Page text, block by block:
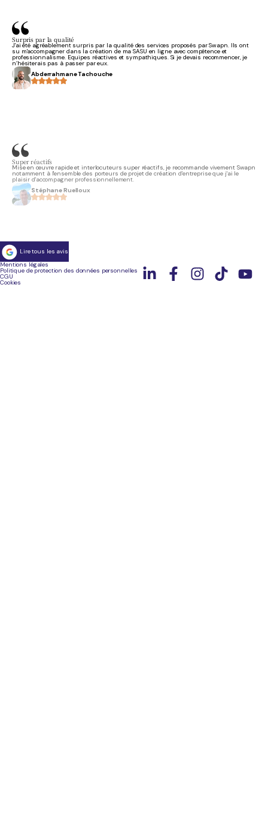
Surpris par la qualité
J'ai été agréablement surpris par la qualité des services proposés par Swapn. Ils ont
su m'accompagner dans la création de ma SASU en ligne avec compétence et
professionnalisme. Equipes réactives et sympathiques. Si je devais recommencer, je
n’hésiterais pas à passer par eux.
Abderrahmane Tachouche
Super réactifs
Mise en œuvre rapide et interlocuteurs super réactifs, je recommande vivement Swapn
notamment à l'ensemble des porteurs de projet de création d'entreprise que j'ai le
plaisir d'accompagner professionnellement.
Stéphane Ruelloux
Professionnalisme remarquable
J'ai découvert cette entreprise lors d'une présentation de statuts via le pôle emploi.
Lire tous les avis
Mentions légales
Politique de protection des données personnelles
CGU
Cookies